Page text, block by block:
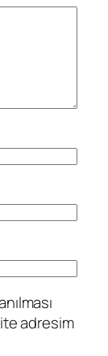
adresim